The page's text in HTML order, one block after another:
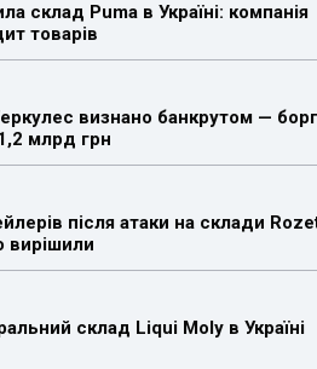
склад Puma в Україні: компанія
товарів
визнано банкрутом —
млрд грн
після атаки на склади
вирішили
склад Liqui Moly в Україні